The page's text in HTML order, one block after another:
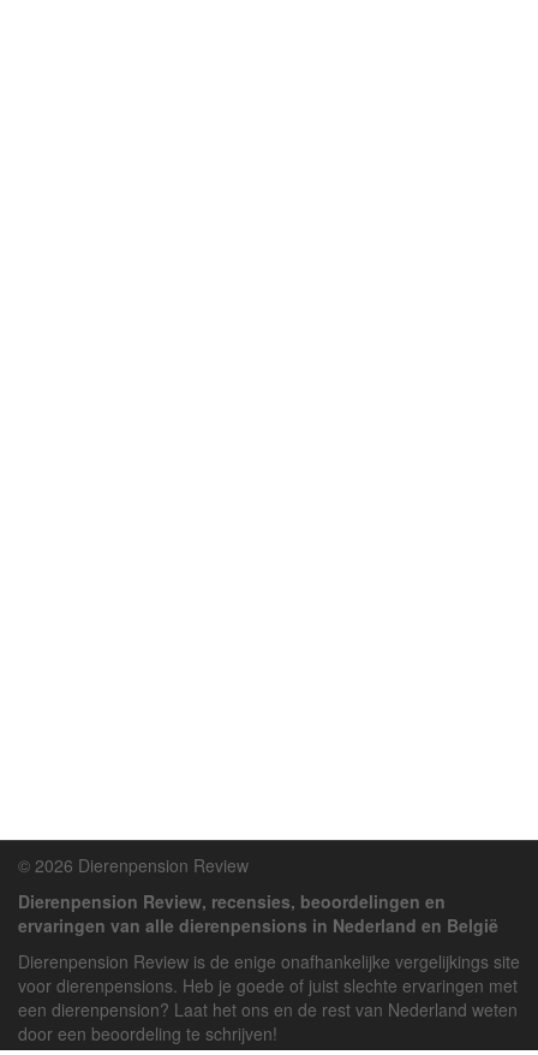
© 2026 Dierenpension Review
Dierenpension Review, recensies, beoordelingen en
ervaringen van alle dierenpensions in Nederland en België
Dierenpension Review is de enige onafhankelijke vergelijkings site
voor dierenpensions. Heb je goede of juist slechte ervaringen met
een dierenpension? Laat het ons en de rest van Nederland weten
door een beoordeling te schrijven!